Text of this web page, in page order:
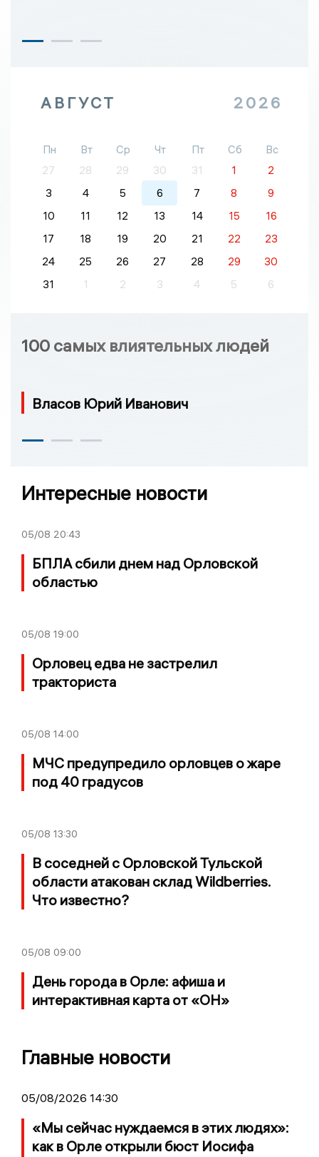
АВГУСТ 2026
Пн Вт Ср Чт Пт Сб
Вс
27
28 29 30 31 1
2
3
4 5 6 7 8
9
10
11 12 13 14 15
16
17
18 19 20 21 22
23
24
25 26 27 28 29
30
31
1 2 3 4 5 6
100 самых влиятельных людей
Власов Юрий Иванович
Интересные новости
05/08 20:43
БПЛА сбили днем над Орловской
областью
05/08 19:00
Орловец едва не застрелил
тракториста
05/08 14:00
МЧС предупредило орловцев о жаре
под 40 градусов
05/08 13:30
В соседней с Орловской Тульской
области атакован склад Wildberries.
Что известно?
05/08 09:00
День города в Орле: афиша и
интерактивная карта от «ОН»
Главные новости
05/08/2026 14:30
«Мы сейчас нуждаемся в этих людях»:
как в Орле открыли бюст Иосифа